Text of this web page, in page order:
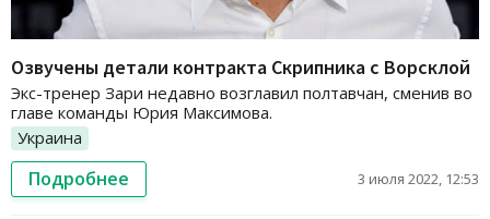
Озвучены детали контракта Скрипника с Ворсклой
Экс-тренер Зари недавно возглавил полтавчан, сменив во
главе команды Юрия Максимова.
Украина
Подробнее 3 июля 2022, 12:53